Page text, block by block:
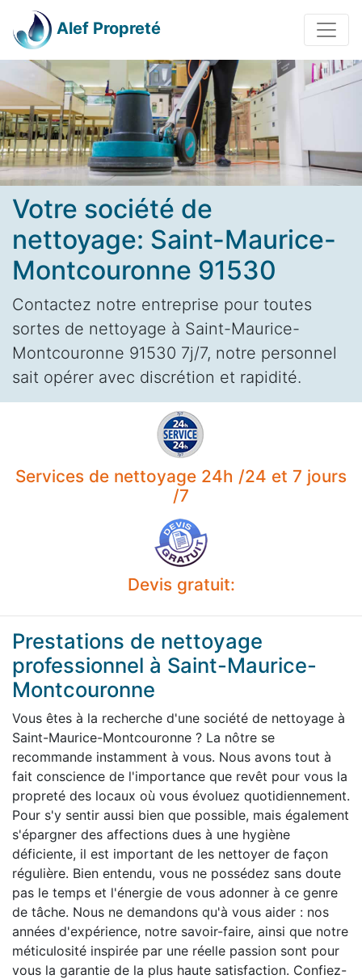
Alef Propreté
Votre société de
nettoyage: Saint-Maurice-
Montcouronne 91530
Contactez notre entreprise pour toutes
sortes de nettoyage à Saint-Maurice-
Montcouronne 91530 7j/7, notre personnel
sait opérer avec discrétion et rapidité.
Services de nettoyage 24h /24 et 7 jours
/7
Devis gratuit:
Prestations de nettoyage
professionnel à Saint-Maurice-
Montcouronne
Vous êtes à la recherche d'une société de nettoyage à
Saint-Maurice-Montcouronne ? La nôtre se
recommande instamment à vous. Nous avons tout à
fait conscience de l'importance que revêt pour vous la
propreté des locaux où vous évoluez quotidiennement.
Pour s'y sentir aussi bien que possible, mais également
s'épargner des affections dues à une hygiène
déficiente, il est important de les nettoyer de façon
régulière. Bien entendu, vous ne possédez sans doute
pas le temps et l'énergie de vous adonner à ce genre
de tâche. Nous ne demandons qu'à vous aider : nos
années d'expérience, notre savoir-faire, ainsi que notre
méticulosité inspirée par une réelle passion sont pour
vous la garantie de la plus haute satisfaction. Confiez-